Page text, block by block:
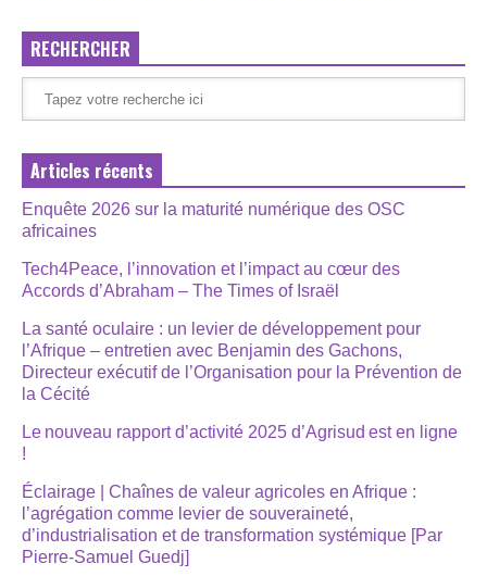
RECHERCHER
Articles récents
Enquête 2026 sur la maturité numérique des OSC
africaines
Tech4Peace, l’innovation et l’impact au cœur des
Accords d’Abraham – The Times of Israël
La santé oculaire : un levier de développement pour
l’Afrique – entretien avec Benjamin des Gachons,
Directeur exécutif de l’Organisation pour la Prévention de
la Cécité
Le nouveau rapport d’activité 2025 d’Agrisud est en ligne
!
Éclairage | Chaînes de valeur agricoles en Afrique :
l’agrégation comme levier de souveraineté,
d’industrialisation et de transformation systémique [Par
Pierre-Samuel Guedj]